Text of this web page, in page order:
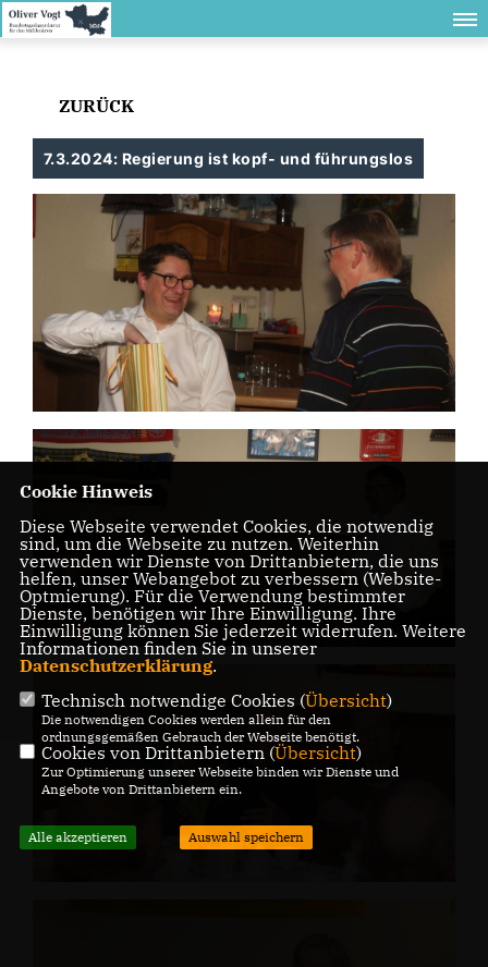
ZURÜCK
7.3.2024: Regierung ist kopf- und führungslos
Cookie Hinweis
Diese Webseite verwendet Cookies, die notwendig
sind, um die Webseite zu nutzen. Weiterhin
verwenden wir Dienste von Drittanbietern, die uns
helfen, unser Webangebot zu verbessern (Website-
Optmierung). Für die Verwendung bestimmter
Dienste, benötigen wir Ihre Einwilligung. Ihre
Einwilligung können Sie jederzeit widerrufen. Weitere
Informationen finden Sie in unserer
Datenschutzerklärung.
Technisch notwendige Cookies (Übersicht)
Die notwendigen Cookies werden allein für den
ordnungsgemäßen Gebrauch der Webseite benötigt.
Cookies von Drittanbietern (Übersicht)
Zur Optimierung unserer Webseite binden wir Dienste und
Angebote von Drittanbietern ein.
Alle akzeptieren Auswahl speichern